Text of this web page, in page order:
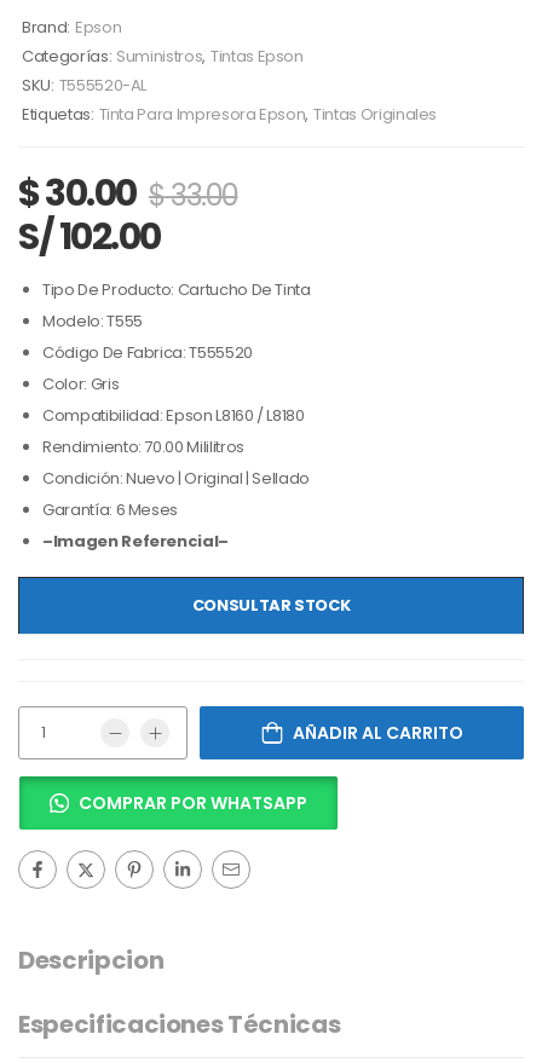
Brand: Epson
Categorías: Suministros, Tintas Epson
SKU: T555520-AL
Etiquetas: Tinta Para Impresora Epson, Tintas Originales
$30.00 $33.00
S/ 102.00
Tipo De Producto: Cartucho De Tinta
Modelo: T555
Código De Fabrica: T555520
Color: Gris
Compatibilidad: Epson L8160 / L8180
Rendimiento: 70.00 Mililitros
Condición: Nuevo | Original | Sellado
Garantía: 6 Meses
–Imagen Referencial–
CONSULTAR STOCK
AÑADIR AL CARRITO
COMPRAR POR WHATSAPP
Descripcion
Especificaciones Técnicas